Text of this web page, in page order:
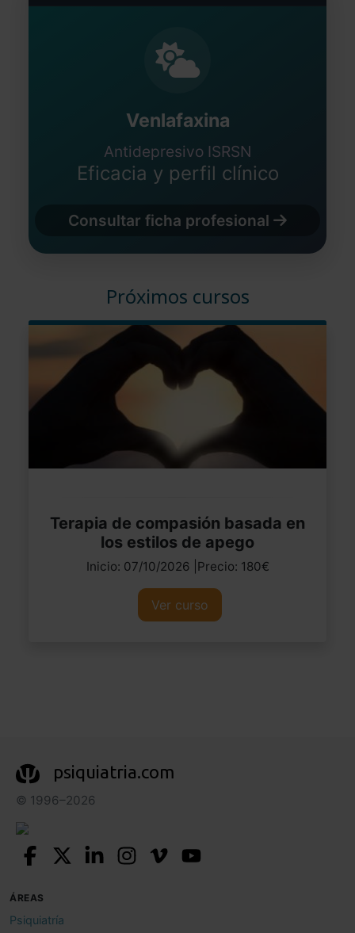
Venlafaxina
Antidepresivo ISRSN
Eficacia y perfil clínico
Consultar ficha profesional
Próximos cursos
Terapia de compasión basada en
los estilos de apego
Inicio: 07/10/2026 |Precio: 180€
Ver curso
psiquiatria.com
© 1996–2026
ÁREAS
Psiquiatría